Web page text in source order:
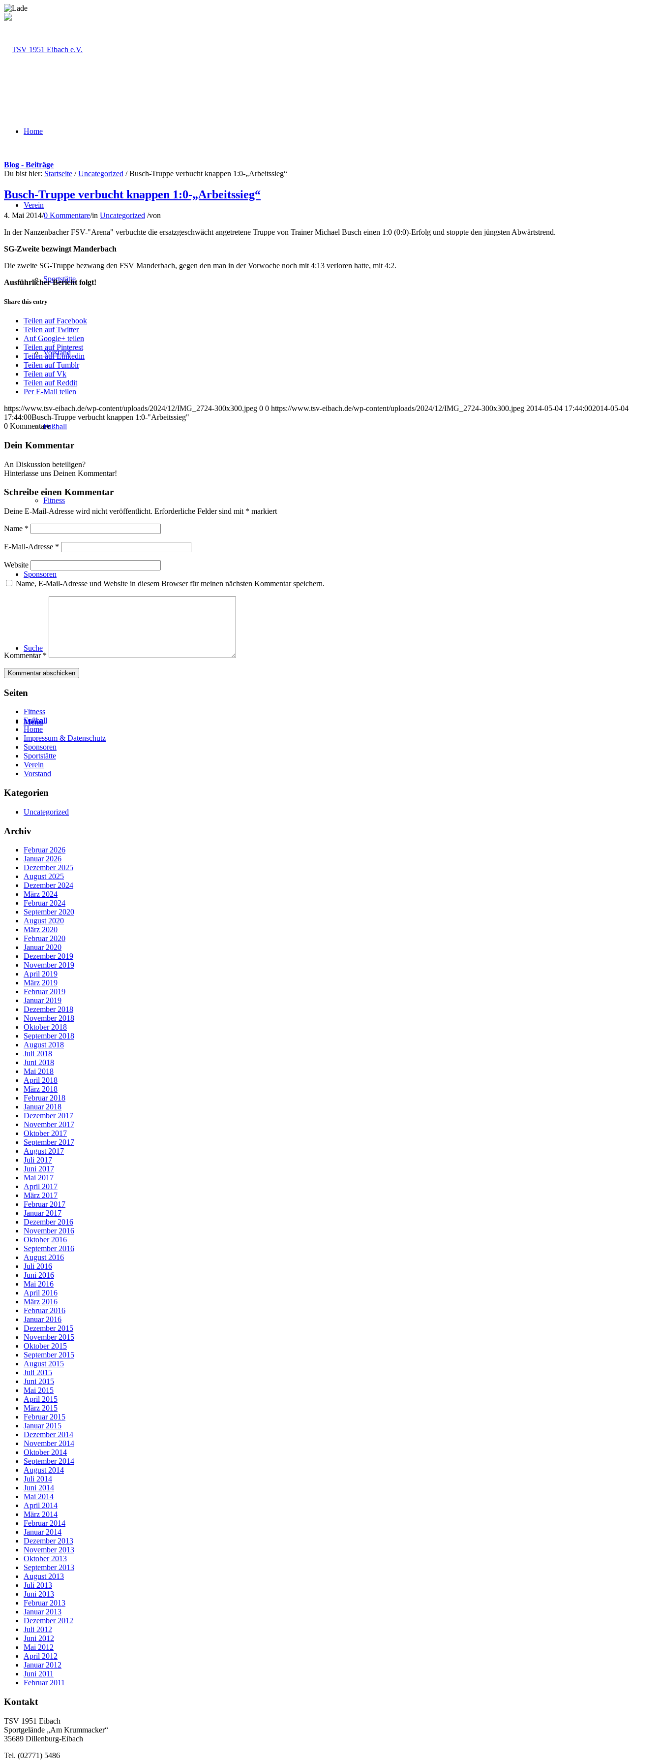
Home
Verein
Sportstätte
Vorstand
Fußball
Fitness
Sponsoren
Suche
Menü
Blog - Beiträge
Du bist hier: Startseite / Uncategorized / Busch-Truppe verbucht knappen 1:0-„Arbeitssieg“
Busch-Truppe verbucht knappen 1:0-„Arbeitssieg“
4. Mai 2014/0 Kommentare/in Uncategorized /von
In der Nanzenbacher FSV-"Arena" verbuchte die ersatzgeschwächt angetretene Truppe von Trainer Michael Busch einen 1:0 (0:0)-Erfolg und stoppte den jüngsten Abwärtstrend.
SG-Zweite bezwingt Manderbach
Die zweite SG-Truppe bezwang den FSV Manderbach, gegen den man in der Vorwoche noch mit 4:13 verloren hatte, mit 4:2.
Ausführlicher Bericht folgt!
Share this entry
Teilen auf Facebook
Teilen auf Twitter
Auf Google+ teilen
Teilen auf Pinterest
Teilen auf Linkedin
Teilen auf Tumblr
Teilen auf Vk
Teilen auf Reddit
Per E-Mail teilen
https://www.tsv-eibach.de/wp-content/uploads/2024/12/IMG_2724-300x300.jpeg 0 0 https://www.tsv-eibach.de/wp-content/uploads/2024/12/IMG_2724-300x300.jpeg 2014-05-04 17:44:002014-05-04
17:44:00Busch-Truppe verbucht knappen 1:0-"Arbeitssieg"
0 Kommentare
Dein Kommentar
An Diskussion beteiligen?
Hinterlasse uns Deinen Kommentar!
Schreibe einen Kommentar
Deine E-Mail-Adresse wird nicht veröffentlicht. Erforderliche Felder sind mit * markiert
Name *
E-Mail-Adresse *
Website
Name, E-Mail-Adresse und Website in diesem Browser für meinen nächsten Kommentar speichern.
Kommentar *
Seiten
Fitness
Fußball
Home
Impressum & Datenschutz
Sponsoren
Sportstätte
Verein
Vorstand
Kategorien
Uncategorized
Archiv
Februar 2026
Januar 2026
Dezember 2025
August 2025
Dezember 2024
März 2024
Februar 2024
September 2020
August 2020
März 2020
Februar 2020
Januar 2020
Dezember 2019
November 2019
April 2019
März 2019
Februar 2019
Januar 2019
Dezember 2018
November 2018
Oktober 2018
September 2018
August 2018
Juli 2018
Juni 2018
Mai 2018
April 2018
März 2018
Februar 2018
Januar 2018
Dezember 2017
November 2017
Oktober 2017
September 2017
August 2017
Juli 2017
Juni 2017
Mai 2017
April 2017
März 2017
Februar 2017
Januar 2017
Dezember 2016
November 2016
Oktober 2016
September 2016
August 2016
Juli 2016
Juni 2016
Mai 2016
April 2016
März 2016
Februar 2016
Januar 2016
Dezember 2015
November 2015
Oktober 2015
September 2015
August 2015
Juli 2015
Juni 2015
Mai 2015
April 2015
März 2015
Februar 2015
Januar 2015
Dezember 2014
November 2014
Oktober 2014
September 2014
August 2014
Juli 2014
Juni 2014
Mai 2014
April 2014
März 2014
Februar 2014
Januar 2014
Dezember 2013
November 2013
Oktober 2013
September 2013
August 2013
Juli 2013
Juni 2013
Februar 2013
Januar 2013
Dezember 2012
Juli 2012
Juni 2012
Mai 2012
April 2012
Januar 2012
Juni 2011
Februar 2011
Kontakt
TSV 1951 Eibach
Sportgelände „Am Krummacker“
35689 Dillenburg-Eibach
Tel. (02771) 5486